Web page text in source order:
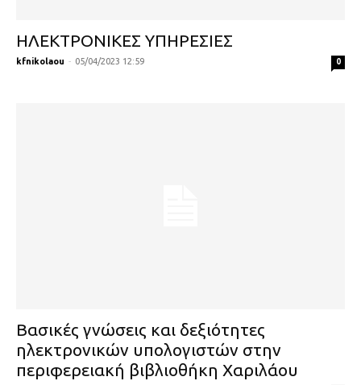
ΗΛΕΚΤΡΟΝΙΚΕΣ ΥΠΗΡΕΣΙΕΣ
kfnikolaou - 05/04/2023 12:59 0
Βασικές γνώσεις και δεξιότητες
ηλεκτρονικών υπολογιστών στην
περιφερειακή βιβλιοθήκη Χαριλάου